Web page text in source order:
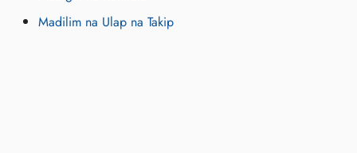
Madilim na Ulap na Takip